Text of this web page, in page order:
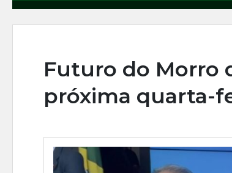
Futuro do Morro
próxima quarta-